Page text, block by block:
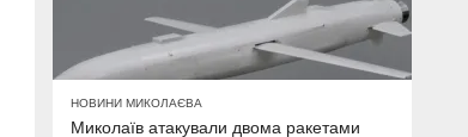
НОВИНИ МИКОЛАЄВА
Миколаїв атакували двома ракетами